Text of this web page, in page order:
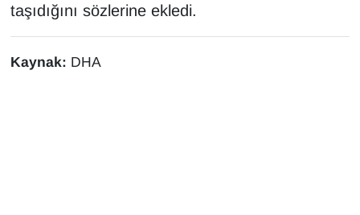
taşıdığını sözlerine ekledi.
Kaynak: DHA